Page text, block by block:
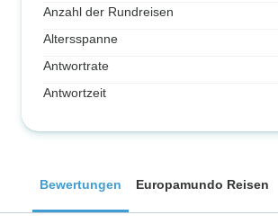
Anzahl der Rundreisen
Altersspanne
Antwortrate
Antwortzeit
Bewertungen Europamundo Reisen